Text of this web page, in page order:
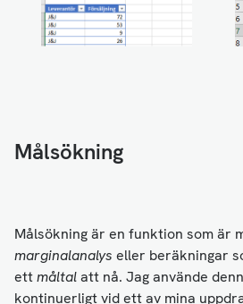
Målsökning
Målsökning är en funktion som är
marginalanalys eller beräkningar
ettmåltalatt nå. Jag använde
kontinuerligt vid ett av mina